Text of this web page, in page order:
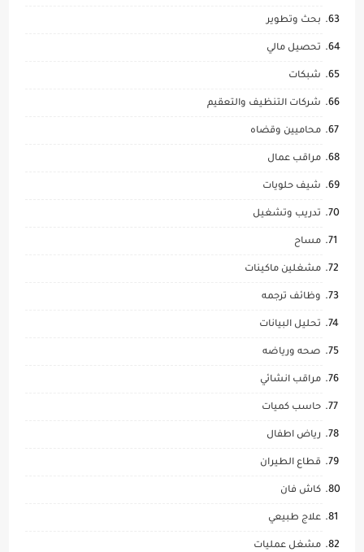
بحث وتطوير
تحصيل مالي
شبكات
شركات التنظيف والتعقيم
محاميين وقضاه
مراقب عمال
شيف حلويات
تدريب وتشغيل
مساح
مشغلين ماكينات
وظائف ترجمه
تحليل البيانات
صحه ورياضه
مراقب انشائي
حاسب كميات
رياض اطفال
قطاع الطيران
كاش فان
علاج طبيعي
مشغل عمليات